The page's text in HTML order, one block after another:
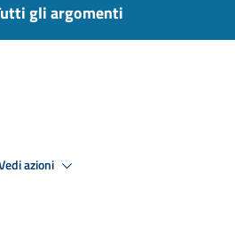
gli argomenti
azioni